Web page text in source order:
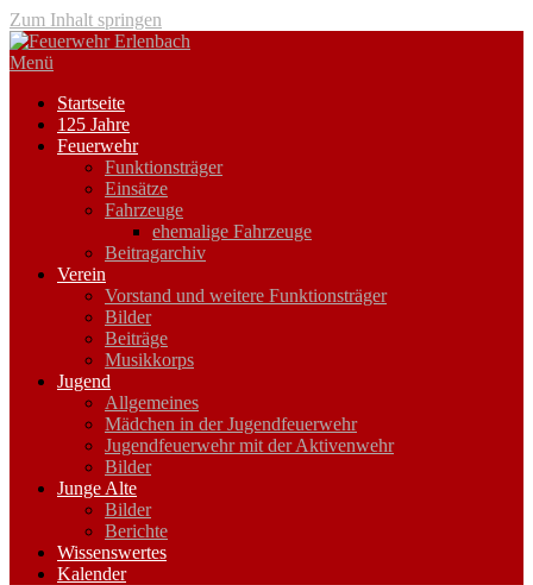
Zum Inhalt springen
Menü
Startseite
125 Jahre
Feuerwehr
Funktionsträger
Einsätze
Fahrzeuge
ehemalige Fahrzeuge
Beitragarchiv
Verein
Vorstand und weitere Funktionsträger
Bilder
Beiträge
Musikkorps
Jugend
Allgemeines
Mädchen in der Jugendfeuerwehr
Jugendfeuerwehr mit der Aktivenwehr
Bilder
Junge Alte
Bilder
Berichte
Wissenswertes
Kalender